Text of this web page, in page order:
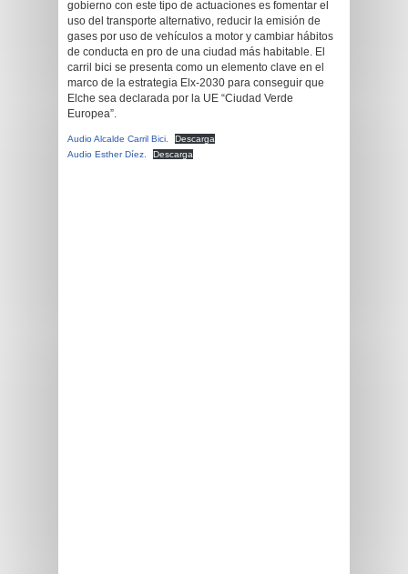
gobierno con este tipo de actuaciones es fomentar el
uso del transporte alternativo, reducir la emisión de
gases por uso de vehículos a motor y cambiar hábitos
de conducta en pro de una ciudad más habitable. El
carril bici se presenta como un elemento clave en el
marco de la estrategia Elx-2030 para conseguir que
Elche sea declarada por la UE “Ciudad Verde
Europea”.
Audio Alcalde Carril Bici.
Descarga
Audio Esther Díez.
Descarga